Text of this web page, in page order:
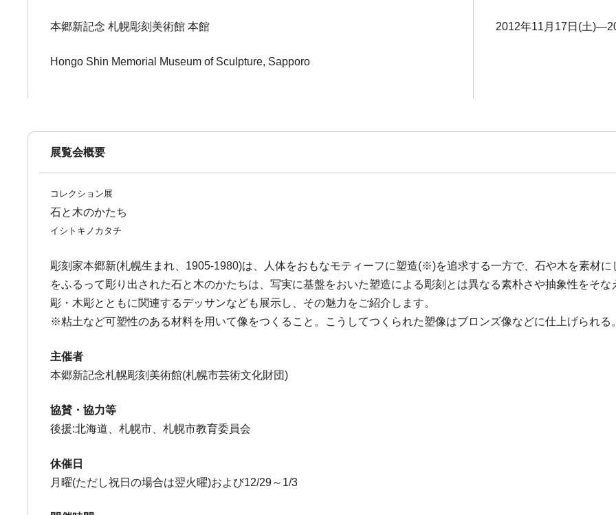
本郷新記念 札幌彫刻美術館 本館
Hongo Shin Memorial Museum of Sculpture, Sapporo
2012年11月17日(土
展覧会概要
コレクション展
石と木のかたち
イシトキノカタチ
彫刻家本郷新(札幌生まれ、1905-1980)は、人体をおもなモティーフに塑造(※)を追求する一方で、石や木を素材
をふるって彫り出された石と木のかたちは、写実に基盤をおいた塑造による彫刻とは異なる素朴さや抽象性をそ
彫・木彫とともに関連するデッサンなども展示し、その魅力をご紹介します。
※粘土など可塑性のある材料を用いて像をつくること。こうしてつくられた塑像はブロンズ像などに仕上げられる
主催者
本郷新記念札幌彫刻美術館(札幌市芸術文化財団)
協賛・協力等
後援:北海道、札幌市、札幌市教育委員会
休催日
月曜(ただし祝日の場合は翌火曜)および12/29～1/3